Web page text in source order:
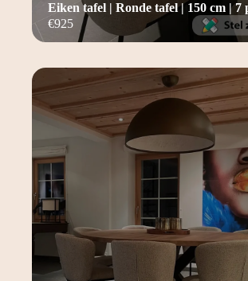
€925
Eiken tafel | Ronde tafel | 150 cm | 7